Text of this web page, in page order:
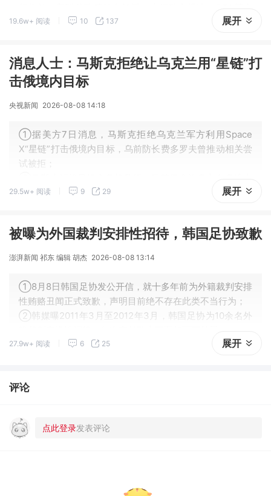
净空头持仓、期权盘面多头信号积聚、散户资金待释放。
19.6w+ 阅读 10 137 展开
消息人士：马斯克拒绝让乌克兰用“星链”打
击俄境内目标
央视新闻 2026-08-08 14:18
①据美方7日消息，马斯克拒绝乌克兰军方利用Space
X“星链”打击俄境内目标，乌前防长费多罗夫曾推动相关尝
试被拒；
使用“星链”，乌跨境打击只能依赖精度更低的其他导航系
29.5w+ 阅读 9 29 展开
被曝为外国裁判安排性招待，韩国足协致歉
澎湃新闻 祁东 编辑 胡杰 2026-08-08 13:14
①8月8日韩国足协发公开信，就十多年前为外籍裁判安排
性贿赂丑闻正式致歉，声明目前绝不存在此类不当行为；
②韩媒曝2011年3月至2012年3月，韩国足协为10余名外
27.9w+ 阅读 6 25 展开
评论